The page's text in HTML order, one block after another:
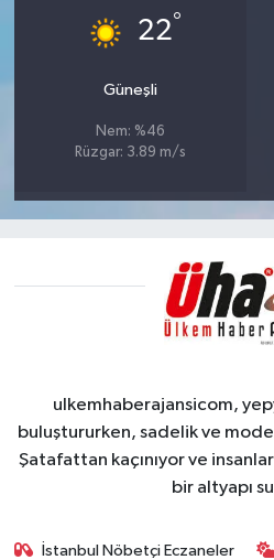
22°
Güneşli
Nem: %46
Rüzgar: 3.89 m/s
ulkemhaberajansicom,
buluştururken, sadelik ve
Şatafattan kaçınıyor ve
bir altyapı
İstanbul Nöbetçi Eczaneler